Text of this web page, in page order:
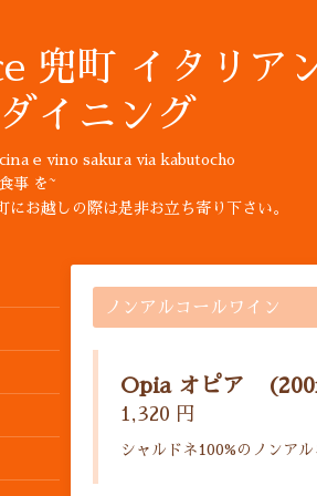
兜町 イタリア
イニング
e vino sakura via kabutocho
事 を~
にお越しの際は是非お立ち寄り下さい。
ノンアルコールワイン
Opia オピア
1,320 円
シャルドネ100%のノンア